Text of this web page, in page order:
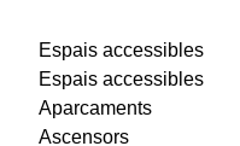
Espais accessibles
Espais accessibles
Aparcaments
Ascensors